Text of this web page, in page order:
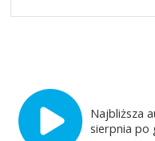
Najbliższa
sierpnia po